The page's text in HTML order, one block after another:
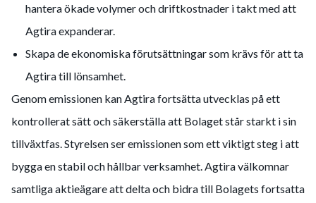
hantera ökade volymer och driftkostnader i takt med att
Agtira expanderar.
Skapa de ekonomiska förutsättningar som krävs för att ta
Agtira till lönsamhet.
Genom emissionen kan Agtira fortsätta utvecklas på ett
kontrollerat sätt och säkerställa att Bolaget står starkt i sin
tillväxtfas. Styrelsen ser emissionen som ett viktigt steg i att
bygga en stabil och hållbar verksamhet. Agtira välkomnar
samtliga aktieägare att delta och bidra till Bolagets fortsatta